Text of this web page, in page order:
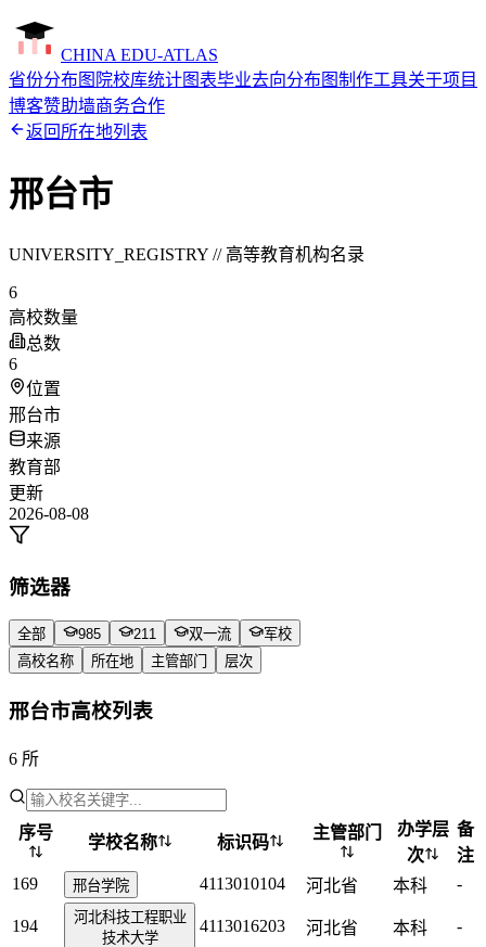
CHINA EDU-ATLAS
省份分布图 院校库统计图表毕业去向分布图制作工具关于项目
博客赞助墙商务合作
返回所在地列表
邢台市
UNIVERSITY_REGISTRY // 高等教育机构名录
6
高校数量
总数
6
位置
邢台市
来源
教育部
更新
2026-08-08
筛选器
全部 985 211 双一流
军校
高校名称
所在地 主管部门 层次
邢台市高校列表
6 所
序号
学校名称 标识码
主管部门
办学层
次
备
注
169
邢台学院 4113010104 河北省 本科 -
194
河北科技工程职业
技术大学
4113016203 河北省 本科 -